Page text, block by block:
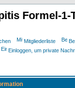
Formel-1-
Mitgliederliste
Einloggen, um private